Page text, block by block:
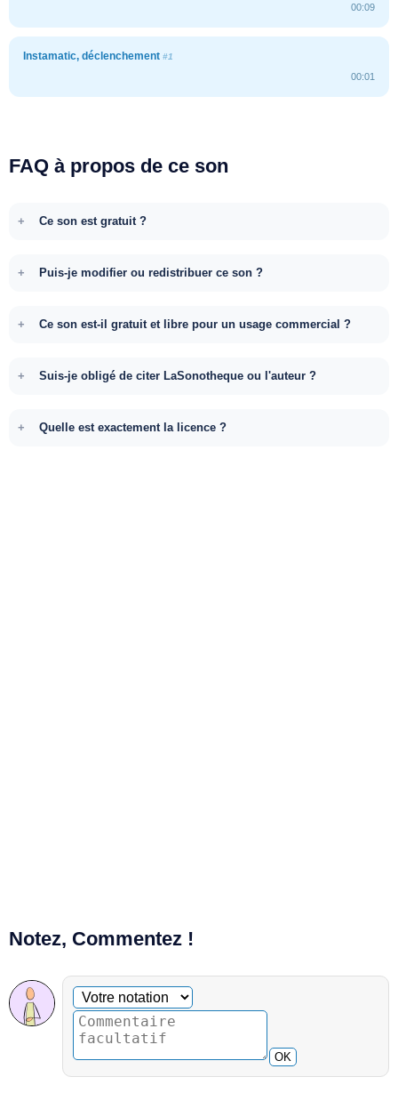
00:09
Instamatic, déclenchement #1
00:01
FAQ à propos de ce son
Ce son est gratuit ?
Puis-je modifier ou redistribuer ce son ?
Ce son est-il gratuit et libre pour un usage commercial ?
Suis-je obligé de citer LaSonotheque ou l'auteur ?
Quelle est exactement la licence ?
Notez, Commentez !
Commentaire facultatif
Votre notation
OK